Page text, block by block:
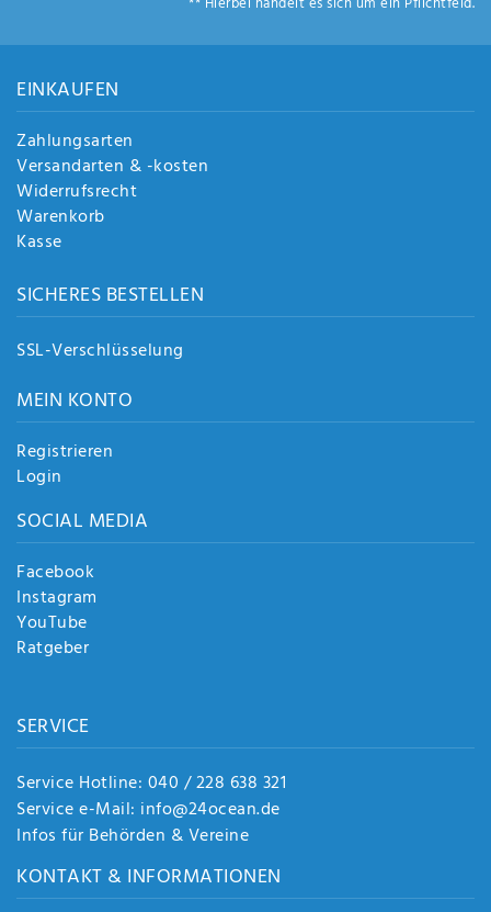
sen
de
EINKAUFEN
Zahlungsarten
Versandarten & -kosten
Widerrufsrecht
Warenkorb
Kasse
SICHERES BESTELLEN
SSL-Verschlüsselung
MEIN KONTO
Registrieren
Login
SOCIAL MEDIA
Facebook
Instagram
YouTube
Ratgeber
SERVICE
Service Hotline: 040 / 228 638 321
Service e-Mail: info@24ocean.de
Infos für Behörden & Vereine
KONTAKT & INFORMATIONEN